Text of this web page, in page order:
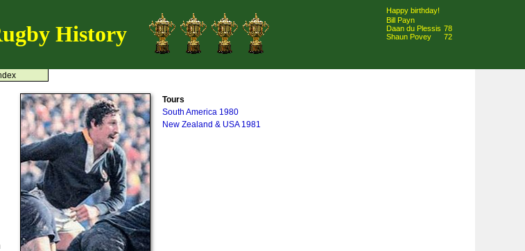
History
Happy birthday!
Bill Payn
Daan du Plessis 78
Shaun Povey
72
Tours
South America 1980
New Zealand & USA 1981